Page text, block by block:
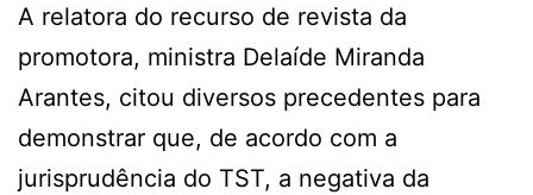
A relatora do recurso de revista da
promotora, ministra Delaíde Miranda
Arantes, citou diversos precedentes para
demonstrar que, de acordo com a
jurisprudência do TST, a negativa da